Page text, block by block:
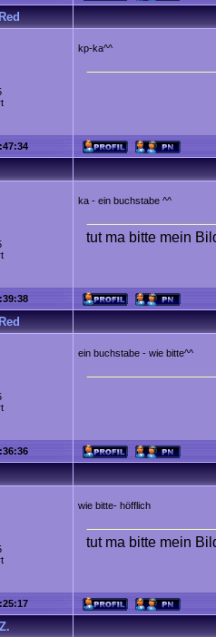
kp-ka^^
ka - ein buchstabe ^^
tut ma bitte mein
ein buchstabe - wie bitte^^
wie bitte- höfflich
tut ma bitte mein